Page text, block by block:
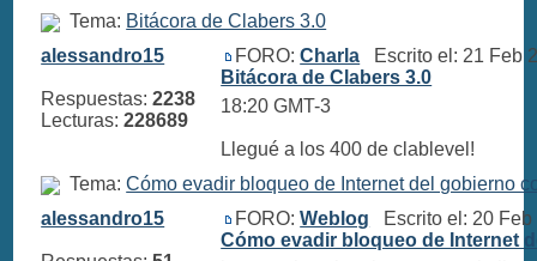
Tema: Bitácora de Clabers 3.0
alessandro15
Respuestas:2238
Lecturas:228689
FORO:Charla Escrito el: 21 Feb
Bitácora de Clabers 3.0
18:20 GMT-3
Llegué a los 400 de clablevel!
Tema:Cómo evadir bloqueo de Internet del gobierno
alessandro15
FORO:Weblog Escrito el: 20
Cómo evadir bloqueo de Internet